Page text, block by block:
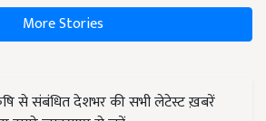
More Stories
से संबंधित देशभर की सभी लेटेस्ट ख़बरें